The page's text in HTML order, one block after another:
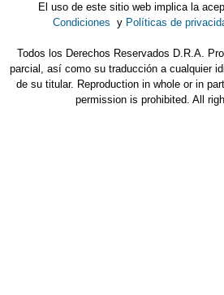
El uso de este sitio web implica la
Condiciones y Políticas de
Todos los Derechos Reservados D.R.A.
parcial, así como su traducción a cualquier
de su titular. Reproduction in whole or in
permission is prohibited. All